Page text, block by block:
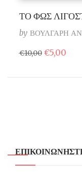
ΤΟ ΦΩΣ
by ΒΟΥΛΓΑΡΗ
€10,00 Original
price
€10,00.
€5,00Η